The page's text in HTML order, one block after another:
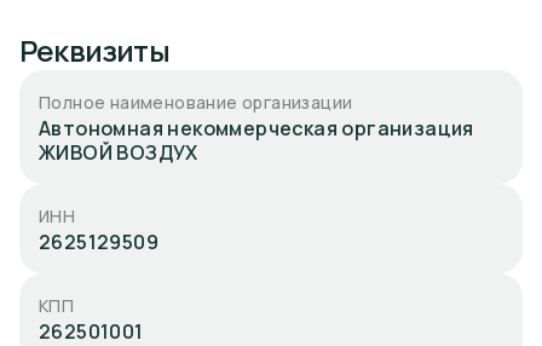
Реквизиты
Полное наименование организации
Автономная некоммерческая организация
ЖИВОЙ ВОЗДУХ
ИНН
2625129509
КПП
262501001